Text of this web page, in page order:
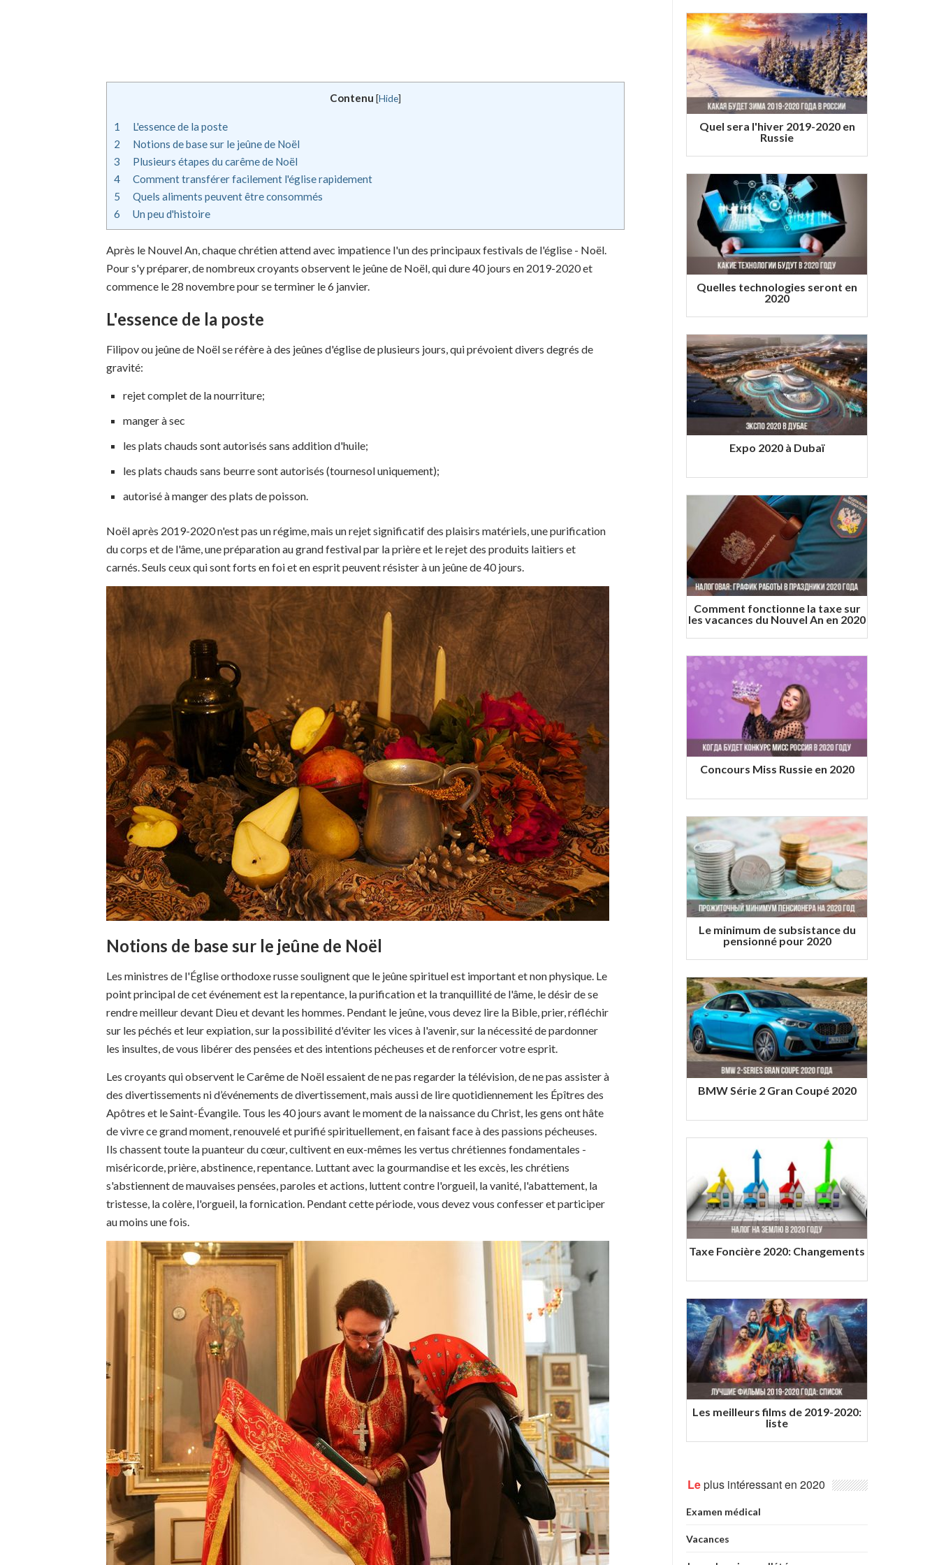
Contenu [Hide]
1
L'essence de la poste
2
Notions de base sur le jeûne de Noël
3
Plusieurs étapes du carême de Noël
4
Comment transférer facilement l'église rapidement
5
Quels aliments peuvent être consommés
6
Un peu d'histoire
Après le Nouvel An, chaque chrétien attend avec impatience l'un des principaux festivals de l'église - Noël.
Pour s'y préparer, de nombreux croyants observent le jeûne de Noël, qui dure 40 jours en 2019-2020 et
commence le 28 novembre pour se terminer le 6 janvier.
L'essence de la poste
Filipov ou jeûne de Noël se réfère à des jeûnes d'église de plusieurs jours, qui prévoient divers degrés de
gravité:
rejet complet de la nourriture;
manger à sec
les plats chauds sont autorisés sans addition d'huile;
les plats chauds sans beurre sont autorisés (tournesol uniquement);
autorisé à manger des plats de poisson.
Noël après 2019-2020 n'est pas un régime, mais un rejet significatif des plaisirs matériels, une purification
du corps et de l'âme, une préparation au grand festival par la prière et le rejet des produits laitiers et
carnés. Seuls ceux qui sont forts en foi et en esprit peuvent résister à un jeûne de 40 jours.
Notions de base sur le jeûne de Noël
Les ministres de l'Église orthodoxe russe soulignent que le jeûne spirituel est important et non physique. Le
point principal de cet événement est la repentance, la purification et la tranquillité de l'âme, le désir de se
rendre meilleur devant Dieu et devant les hommes. Pendant le jeûne, vous devez lire la Bible, prier, réfléchir
sur les péchés et leur expiation, sur la possibilité d'éviter les vices à l'avenir, sur la nécessité de pardonner
les insultes, de vous libérer des pensées et des intentions pécheuses et de renforcer votre esprit.
Les croyants qui observent le Carême de Noël essaient de ne pas regarder la télévision, de ne pas assister à
des divertissements ni d’événements de divertissement, mais aussi de lire quotidiennement les Épîtres des
Apôtres et le Saint-Évangile. Tous les 40 jours avant le moment de la naissance du Christ, les gens ont hâte
de vivre ce grand moment, renouvelé et purifié spirituellement, en faisant face à des passions pécheuses.
Ils chassent toute la puanteur du cœur, cultivent en eux-mêmes les vertus chrétiennes fondamentales -
miséricorde, prière, abstinence, repentance. Luttant avec la gourmandise et les excès, les chrétiens
s'abstiennent de mauvaises pensées, paroles et actions, luttent contre l'orgueil, la vanité, l'abattement, la
tristesse, la colère, l'orgueil, la fornication. Pendant cette période, vous devez vous confesser et participer
au moins une fois.
Quel sera l'hiver 2019-2020 en
Russie
Quelles technologies seront en
2020
Expo 2020 à Dubaï
Comment fonctionne la taxe sur
les vacances du Nouvel An en 2020
Concours Miss Russie en 2020
Le minimum de subsistance du
pensionné pour 2020
BMW Série 2 Gran Coupé 2020
Taxe Foncière 2020: Changements
Les meilleurs films de 2019-2020:
liste
Leplus intéressant en 2020
Examen médical
Vacances